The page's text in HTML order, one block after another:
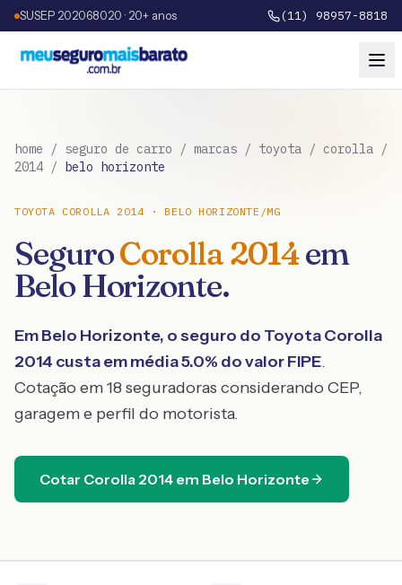
SUSEP 202068020 · 20+ anos (11) 98957-8818
home / seguro de carro / marcas / toyota / corolla /
2014/ belo horizonte
TOYOTA COROLLA 2014·BELO HORIZONTE /MG
SeguroCorolla2014em
Belo Horizonte.
EmBelo Horizonte, o seguro do ToyotaCorolla
2014 custa em média5.0% do valor FIPE.
Cotação em 18 seguradoras considerando CEP,
garagem e perfil do motorista.
Cotar Corolla 2014 em Belo Horizonte